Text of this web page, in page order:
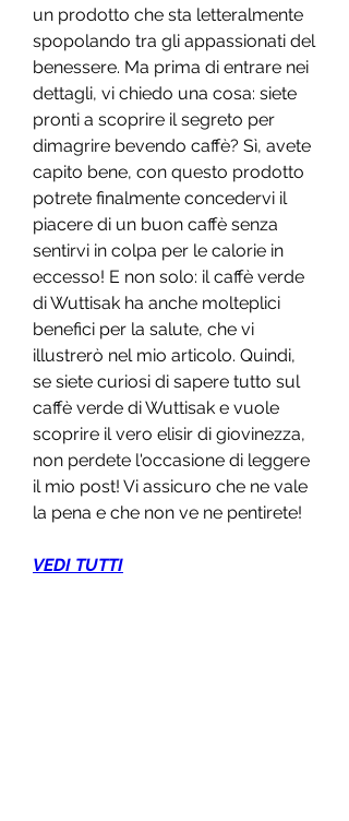
un prodotto che sta letteralmente
spopolando tra gli appassionati del
benessere. Ma prima di entrare nei
dettagli, vi chiedo una cosa: siete
pronti a scoprire il segreto per
dimagrire bevendo caffè? Sì, avete
capito bene, con questo prodotto
potrete finalmente concedervi il
piacere di un buon caffè senza
sentirvi in colpa per le calorie in
eccesso! E non solo: il caffè verde
di Wuttisak ha anche molteplici
benefici per la salute, che vi
illustrerò nel mio articolo. Quindi,
se siete curiosi di sapere tutto sul
caffè verde di Wuttisak e vuole
scoprire il vero elisir di giovinezza,
non perdete l'occasione di leggere
il mio post! Vi assicuro che ne vale
la pena e che non ve ne pentirete!
VEDI TUTTI